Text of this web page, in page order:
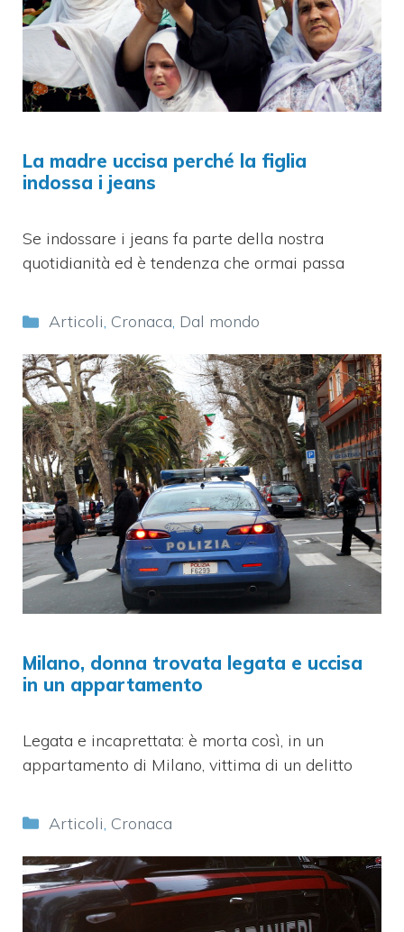
La madre uccisa perché la figlia
indossa i jeans
Se indossare i jeans fa parte della nostra
quotidianità ed è tendenza che ormai passa
Categorie
Articoli, Cronaca, Dal mondo
Milano, donna trovata legata e uccisa
in un appartamento
Legata e incaprettata: è morta così, in un
appartamento di Milano, vittima di un delitto
Categorie
Articoli, Cronaca